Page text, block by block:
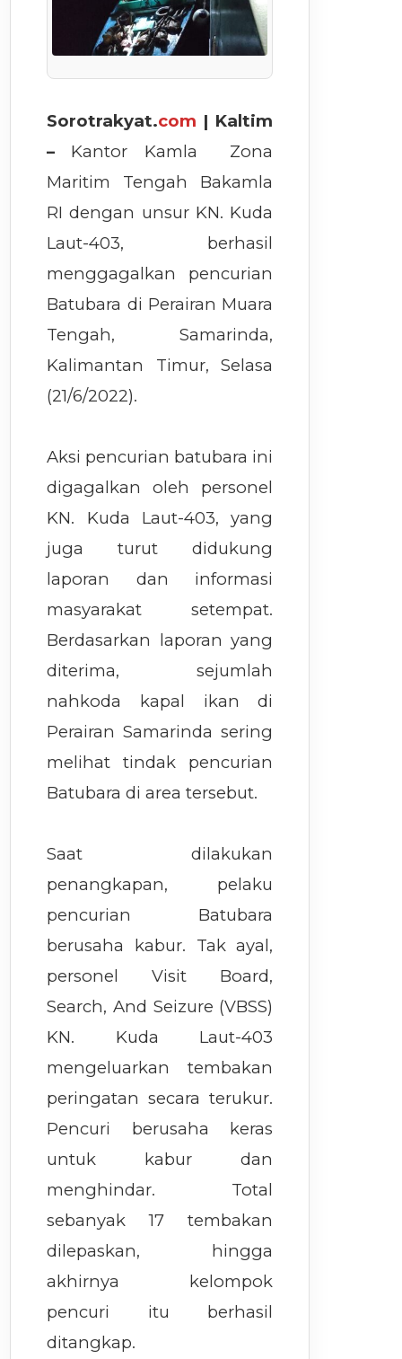
Sorotrakyat.com | Kaltim
– Kantor Kamla Zona
Maritim Tengah Bakamla
RI dengan unsur KN. Kuda
Laut-403, berhasil
menggagalkan pencurian
Batubara di Perairan Muara
Tengah, Samarinda,
Kalimantan Timur, Selasa
(21/6/2022).
Aksi pencurian batubara ini
digagalkan oleh personel
KN. Kuda Laut-403, yang
juga turut didukung
laporan dan informasi
masyarakat setempat.
Berdasarkan laporan yang
diterima, sejumlah
nahkoda kapal ikan di
Perairan Samarinda sering
melihat tindak pencurian
Batubara di area tersebut.
Saat dilakukan
penangkapan, pelaku
pencurian Batubara
berusaha kabur. Tak ayal,
personel Visit Board,
Search, And Seizure (VBSS)
KN. Kuda Laut-403
mengeluarkan tembakan
peringatan secara terukur.
Pencuri berusaha keras
untuk kabur dan
menghindar. Total
sebanyak 17 tembakan
dilepaskan, hingga
akhirnya kelompok
pencuri itu berhasil
ditangkap.